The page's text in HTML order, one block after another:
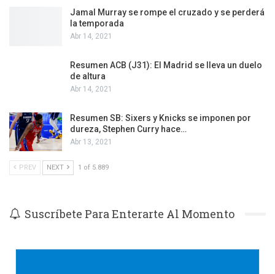
Jamal Murray se rompe el cruzado y se perderá
la temporada
Abr 14, 2021
Resumen ACB (J31): El Madrid se lleva un duelo
de altura
Abr 14, 2021
Resumen SB: Sixers y Knicks se imponen por
dureza, Stephen Curry hace…
Abr 13, 2021
PREV NEXT 1 of 5.889
Suscríbete Para Enterarte Al Momento